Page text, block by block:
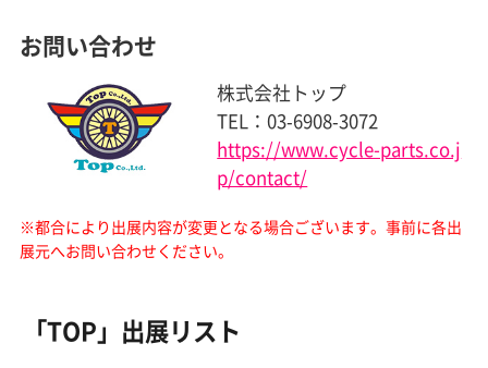
お問い合わせ
株式会社トップ
TEL：03‐6908‐3072
https://www.cycle-parts.co.j
p/contact/
※都合により出展内容が変更となる場合ございます。 事前に各出
展元へお問い合わせください。
「TOP」出展リスト